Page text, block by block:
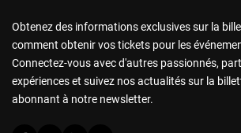
Obtenez des informations exclusives sur la
comment obtenir vos tickets pour les
Connectez-vous avec d'autres passionnés,
expériences et suivez nos actualités sur la
abonnant à notre newsletter.